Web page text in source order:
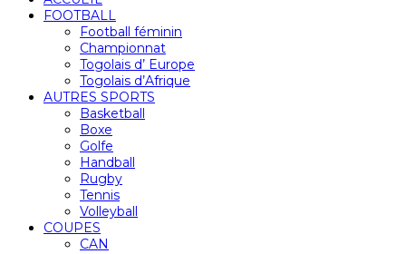
FOOTBALL
Football féminin
Championnat
Togolais d’ Europe
Togolais d’Afrique
AUTRES SPORTS
Basketball
Boxe
Golfe
Handball
Rugby
Tennis
Volleyball
COUPES
CAN